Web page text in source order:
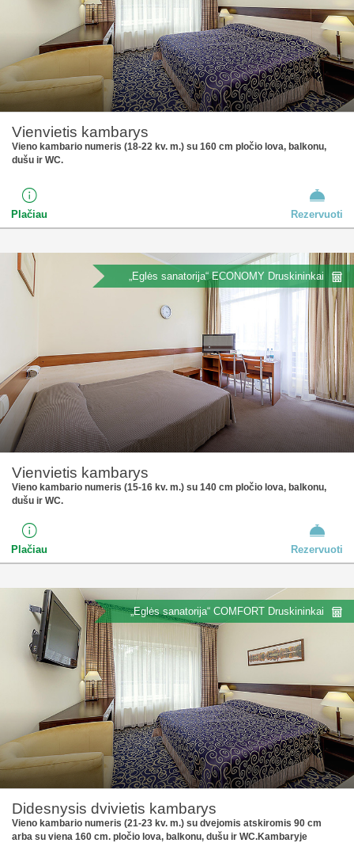
Vienvietis kambarys
Vieno kambario numeris (18-22 kv. m.) su 160 cm pločio lova, balkonu,
dušu ir WC.
Plačiau Rezervuoti
„Eglės sanatorija“ ECONOMY Druskininkai
Vienvietis kambarys
Vieno kambario numeris (15-16 kv. m.) su 140 cm pločio lova, balkonu,
dušu ir WC.
Plačiau Rezervuoti
„Eglės sanatorija“ COMFORT Druskininkai
Didesnysis dvivietis kambarys
Vieno kambario numeris (21-23 kv. m.) su dvejomis atskiromis 90 cm
arba su viena 160 cm. pločio lova, balkonu, dušu ir WC.Kambaryje